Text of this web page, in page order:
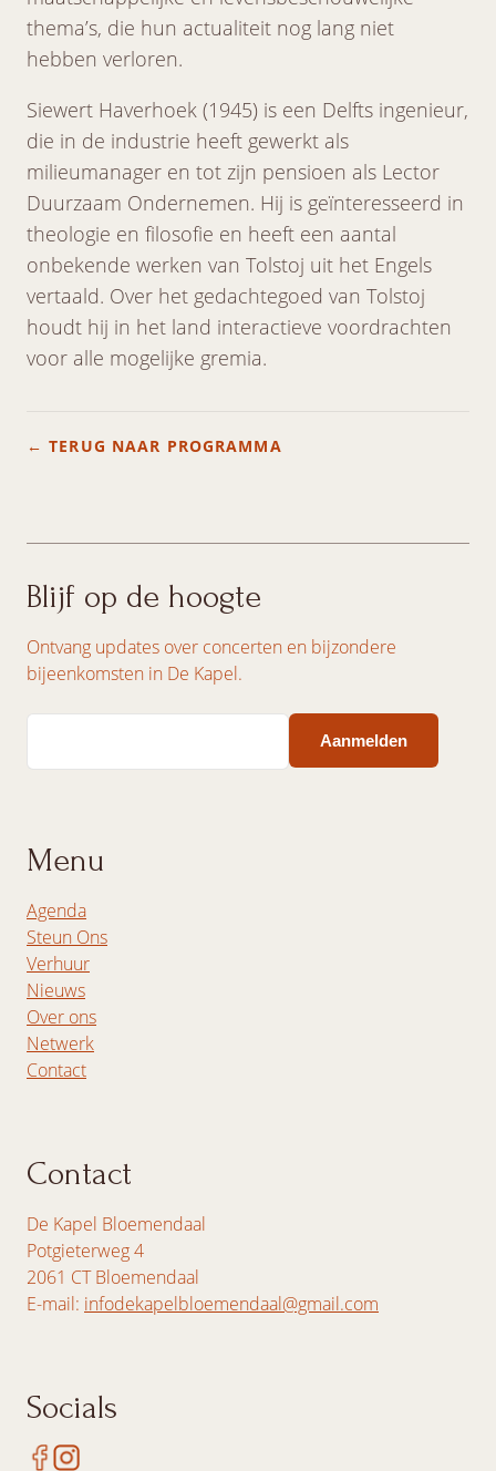
thema’s, die hun actualiteit nog lang niet
hebben verloren.
Siewert Haverhoek (1945) is een Delfts ingenieur,
die in de industrie heeft gewerkt als
milieumanager en tot zijn pensioen als Lector
Duurzaam Ondernemen. Hij is geïnteresseerd in
theologie en filosofie en heeft een aantal
onbekende werken van Tolstoj uit het Engels
vertaald. Over het gedachtegoed van Tolstoj
houdt hij in het land interactieve voordrachten
voor alle mogelijke gremia.
← TERUG NAAR PROGRAMMA
Blijf op de hoogte
Ontvang updates over concerten en bijzondere
bijeenkomsten in De Kapel.
Email
Menu
Agenda
Steun Ons
Verhuur
Nieuws
Over ons
Netwerk
Contact
Contact
De Kapel Bloemendaal
Potgieterweg 4
2061 CT Bloemendaal
E-mail: infodekapelbloemendaal@gmail.com
Socials